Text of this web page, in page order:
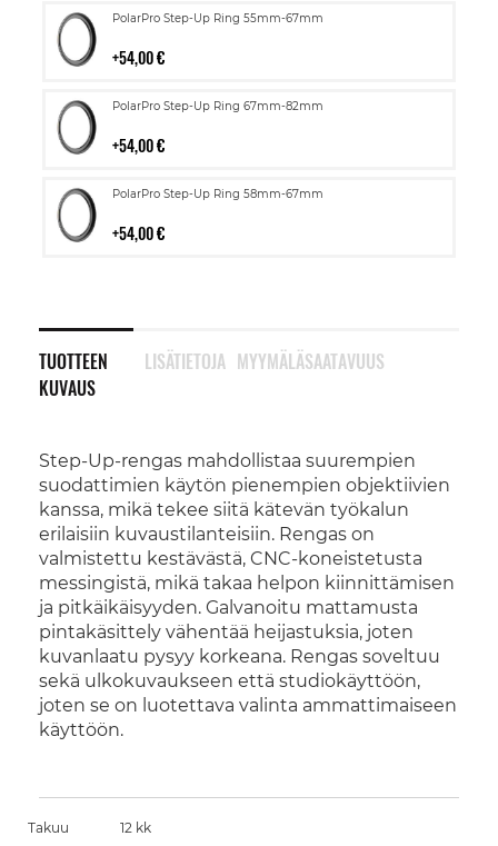
PolarPro Step-Up Ring 55mm-67mm
54,00 €
Lisää
PolarPro Step-Up Ring 67mm-82mm
54,00 €
Lisää
PolarPro Step-Up Ring 58mm-67mm
54,00 €
Lisää
TUOTTEEN
KUVAUS
Step-Up-rengas mahdollistaa suurempien
suodattimien käytön pienempien objektiivien
kanssa, mikä tekee siitä kätevän työkalun
erilaisiin kuvaustilanteisiin. Rengas on
valmistettu kestävästä, CNC-koneistetusta
messingistä, mikä takaa helpon kiinnittämisen
ja pitkäikäisyyden. Galvanoitu mattamusta
pintakäsittely vähentää heijastuksia, joten
kuvanlaatu pysyy korkeana. Rengas soveltuu
sekä ulkokuvaukseen että studiokäyttöön,
joten se on luotettava valinta ammattimaiseen
käyttöön.
LISÄTIETOJA MYYMÄLÄSAATAVUUS
Takuu
12 kk